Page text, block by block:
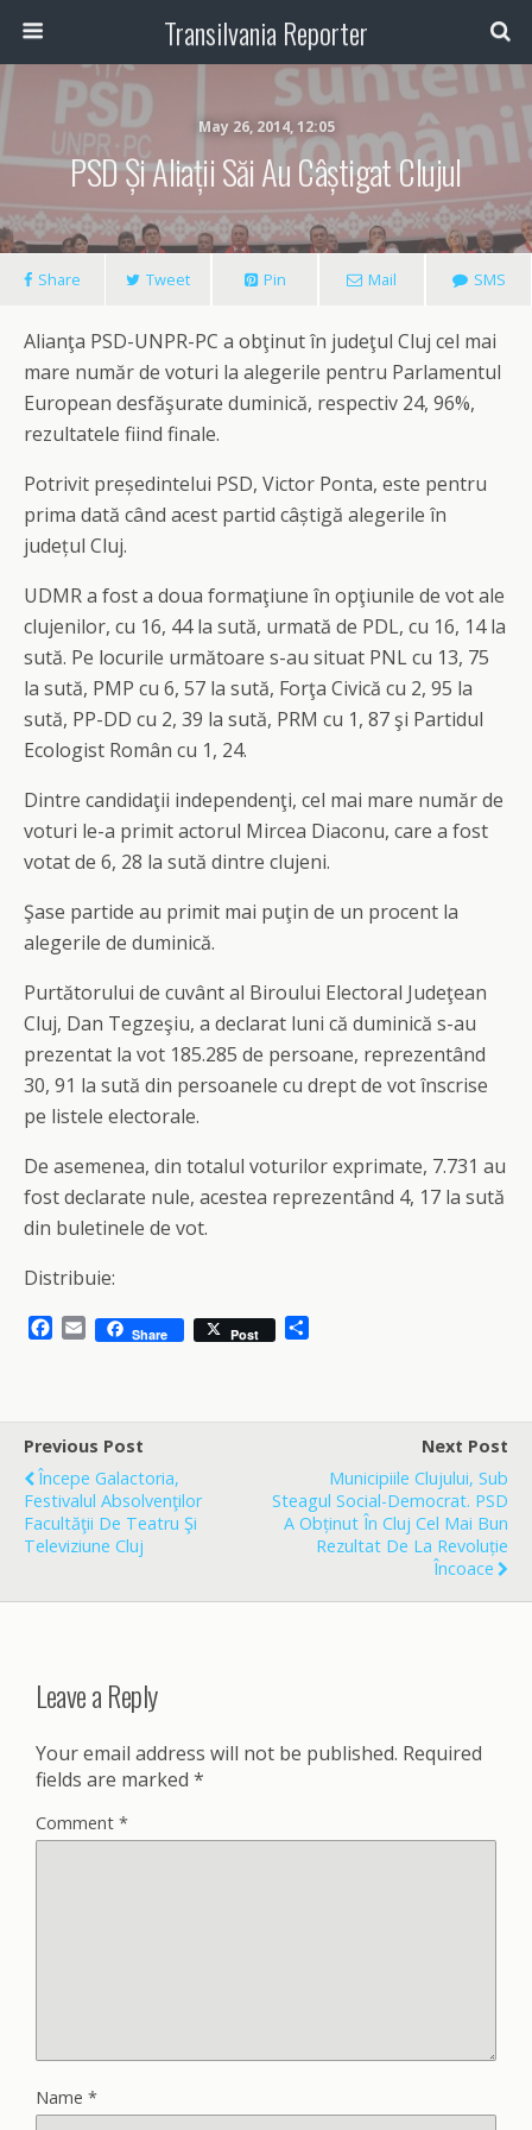
Transilvania Reporter
May 26, 2014, 12:05
PSD Și Aliații Săi Au Câștigat Clujul
Share Tweet Pin Mail SMS
Alianţa PSD-UNPR-PC a obţinut în judeţul Cluj cel mai
mare număr de voturi la alegerile pentru Parlamentul
European desfăşurate duminică, respectiv 24, 96%,
rezultatele fiind finale.
Potrivit președintelui PSD, Victor Ponta, este pentru
prima dată când acest partid câștigă alegerile în
județul Cluj.
UDMR a fost a doua formaţiune în opţiunile de vot ale
clujenilor, cu 16, 44 la sută, urmată de PDL, cu 16, 14 la
sută. Pe locurile următoare s-au situat PNL cu 13, 75
la sută, PMP cu 6, 57 la sută, Forţa Civică cu 2, 95 la
sută, PP-DD cu 2, 39 la sută, PRM cu 1, 87 şi Partidul
Ecologist Român cu 1, 24.
Dintre candidaţii independenţi, cel mai mare număr de
voturi le-a primit actorul Mircea Diaconu, care a fost
votat de 6, 28 la sută dintre clujeni.
Şase partide au primit mai puţin de un procent la
alegerile de duminică.
Purtătorului de cuvânt al Biroului Electoral Judeţean
Cluj, Dan Tegzeşiu, a declarat luni că duminică s-au
prezentat la vot 185.285 de persoane, reprezentând
30, 91 la sută din persoanele cu drept de vot înscrise
pe listele electorale.
De asemenea, din totalul voturilor exprimate, 7.731 au
fost declarate nule, acestea reprezentând 4, 17 la sută
din buletinele de vot.
Distribuie:
b
o
o
k
E
l
Share Post
e
Previous Post
Începe Galactoria,
Festivalul Absolvenţilor
Facultăţii De Teatru Şi
Televiziune Cluj
Next Post
Municipiile Clujului, Sub
Steagul Social-Democrat. PSD
A Obținut În Cluj Cel Mai Bun
Rezultat De La Revoluție
Încoace
Leave a Reply
Your email address will not be published. Required
fields are marked *
Comment *
Name *